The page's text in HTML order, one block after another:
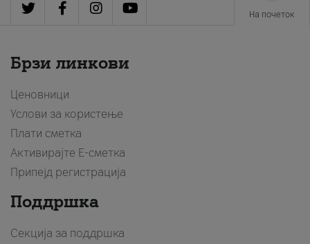
На почеток
Брзи линкови
Ценовници
Услови за користење
Плати сметка
Активирајте Е-сметка
Припејд регистрација
Поддршка
Секција за поддршка